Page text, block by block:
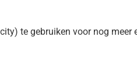
te gebruiken voor nog meer